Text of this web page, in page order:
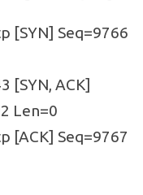
[SYN] Seq=9766
[SYN, ACK]
Len=0
[ACK] Seq=9767